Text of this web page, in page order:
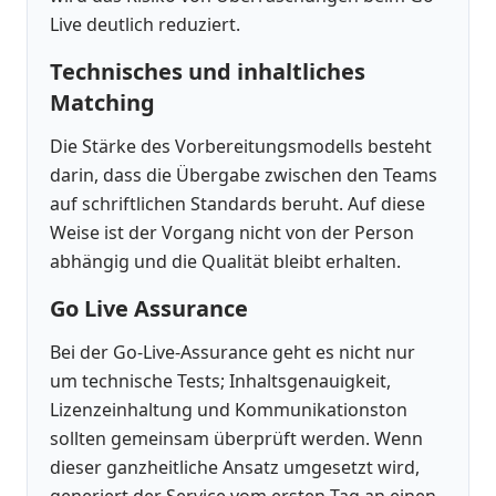
Live deutlich reduziert.
Technisches und inhaltliches
Matching
Die Stärke des Vorbereitungsmodells besteht
darin, dass die Übergabe zwischen den Teams
auf schriftlichen Standards beruht. Auf diese
Weise ist der Vorgang nicht von der Person
abhängig und die Qualität bleibt erhalten.
Go Live Assurance
Bei der Go-Live-Assurance geht es nicht nur
um technische Tests; Inhaltsgenauigkeit,
Lizenzeinhaltung und Kommunikationston
sollten gemeinsam überprüft werden. Wenn
dieser ganzheitliche Ansatz umgesetzt wird,